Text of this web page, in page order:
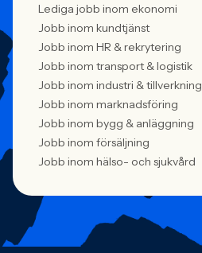
Lediga jobb inom ekonomi
Jobb inom kundtjänst
Jobb inom HR & rekrytering
Jobb inom transport & logistik
Jobb inom industri & tillverkning
Jobb inom marknadsföring
Jobb inom bygg & anläggning
Jobb inom försäljning
Jobb inom hälso- och sjukvård